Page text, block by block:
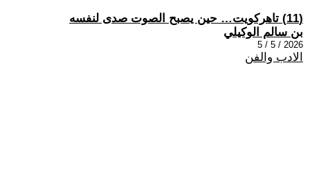
(11) تاھركويت… حين يصبح الصوت صدى لنفسه
بن سالم الوكيلي
2026 / 5 / 5
الادب والفن